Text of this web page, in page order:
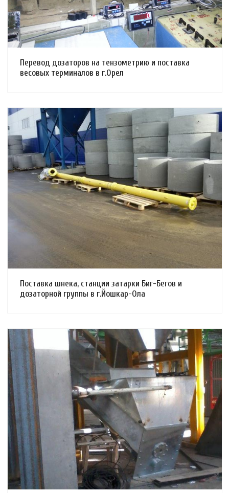
Перевод дозаторов на тензометрию и поставка
весовых терминалов в г.Орел
Смотреть проект
Поставка шнека, станции затарки Биг-Бегов и
дозаторной группы в г.Йошкар-Ола
Смотреть проект